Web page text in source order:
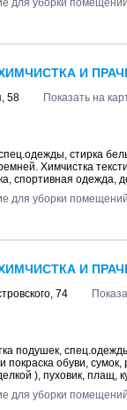
для уборки
И
58
Показать на
стирка
Химчистка
спортивная одежда,
для уборки
И
74
подушек,
покраска обуви,
), пуховик, плащ,
для уборки